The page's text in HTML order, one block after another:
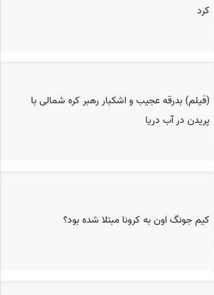
کرد
(فیلم) بدرقه عجیب و اشکبار رهبر کره شمالی با
پریدن در آب دریا
کیم جونگ اون به کرونا مبتلا شده بود؟